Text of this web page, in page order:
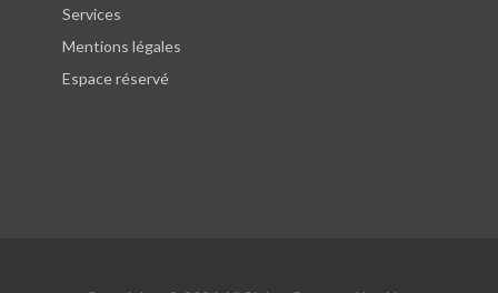
Services
Mentions légales
Espace réservé